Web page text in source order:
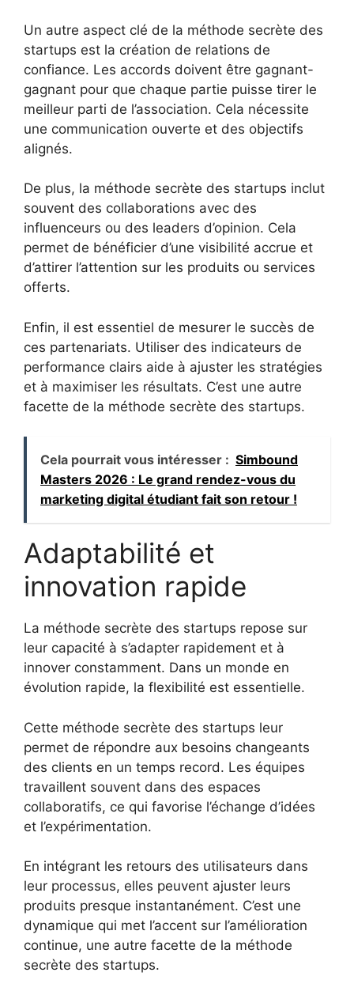
Un autre aspect clé de la méthode secrète des
startups est la création de relations de
confiance. Les accords doivent être gagnant-
gagnant pour que chaque partie puisse tirer le
meilleur parti de l’association. Cela nécessite
une communication ouverte et des objectifs
alignés.
De plus, la méthode secrète des startups inclut
souvent des collaborations avec des
influenceurs ou des leaders d’opinion. Cela
permet de bénéficier d’une visibilité accrue et
d’attirer l’attention sur les produits ou services
offerts.
Enfin, il est essentiel de mesurer le succès de
ces partenariats. Utiliser des indicateurs de
performance clairs aide à ajuster les stratégies
et à maximiser les résultats. C’est une autre
facette de la méthode secrète des startups.
Cela pourrait vous intéresser : Simbound
Masters 2026 : Le grand rendez-vous du
marketing digital étudiant fait son retour !
Adaptabilité et
innovation rapide
La méthode secrète des startups repose sur
leur capacité à s’adapter rapidement et à
innover constamment. Dans un monde en
évolution rapide, la flexibilité est essentielle.
Cette méthode secrète des startups leur
permet de répondre aux besoins changeants
des clients en un temps record. Les équipes
travaillent souvent dans des espaces
collaboratifs, ce qui favorise l’échange d’idées
et l’expérimentation.
En intégrant les retours des utilisateurs dans
leur processus, elles peuvent ajuster leurs
produits presque instantanément. C’est une
dynamique qui met l’accent sur l’amélioration
continue, une autre facette de la méthode
secrète des startups.